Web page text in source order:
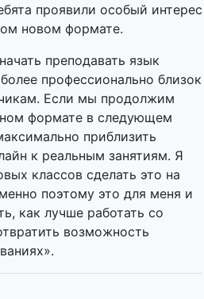
проявили особый интерес
новом формате.
преподавать язык
профессионально близок
Если мы продолжим
формате в следующем
приблизить
к реальным занятиям. Я
классов сделать это на
поэтому это для меня и
как лучше работать со
возможность